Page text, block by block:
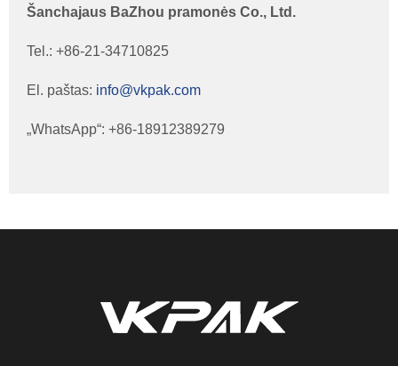
Šanchajaus BaZhou pramonės Co., Ltd.
Tel.: +86-21-34710825
El. paštas: info@vkpak.com
„WhatsApp“: +86-18912389279